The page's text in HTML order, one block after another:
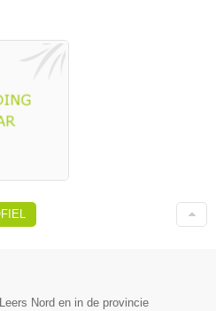
Nord en in de provincie